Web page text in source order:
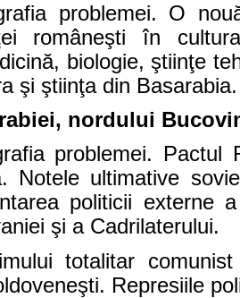
problemei. O
româneşti în
biologie, ştiinţe
şi ştiinţa din Basarabia.
nordului
problemei. Pactul
Notele ultimative
politicii externe
şi a Cadrilaterului.
totalitar
Represiile